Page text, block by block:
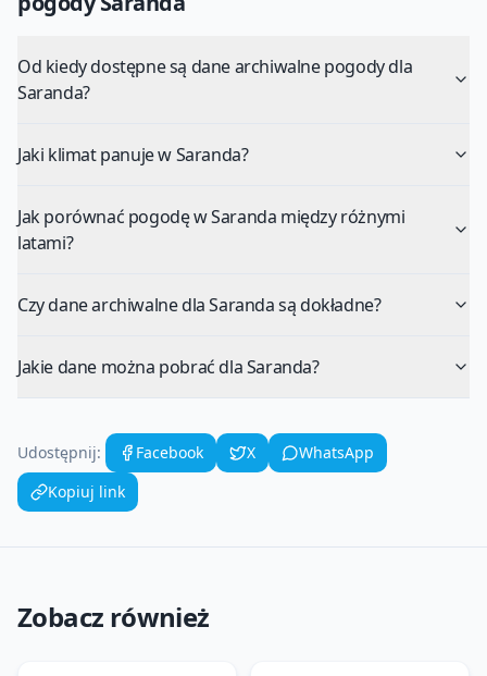
Od kiedy dostępne są dane archiwalne pogody dla
Saranda?
Jaki klimat panuje w Saranda?
Jak porównać pogodę w Saranda między różnymi
latami?
Czy dane archiwalne dla Saranda są dokładne?
Jakie dane można pobrać dla Saranda?
Udostępnij: Facebook X
WhatsApp
Kopiuj link
Zobacz również